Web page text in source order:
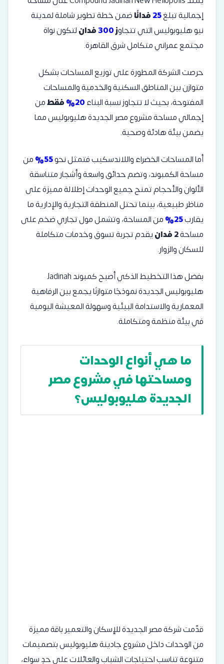
إجمالية تبلغ25فدانًاضمن خطة تطوير شاملة لمدينة
نيو هليوبوليس التي تتجاوز300فدانلتكون نواة
مجتمع عمراني متكامل شرق القاهرة.
حرصت الشركة المطورة على توزيع المساحات بشكل
متوازن بين المناطق السكنية والخدمية والمساحات
المفتوحة، بحيث لا تتجاوز نسبة البناء
فقطمن
إجمالي مساحة مشروع مصر الجديدة هليوبوليس مما
يضمن بيئة هادئة وصحية.
أما المساحات الخضراء واللاندسكيب فتمثل نحو
من
مساحة الكمبوند، وتضم حدائق واسعة وأشجار متناسقة
الألوان والأحجام تمنح جميع الوحدات إطلالة مميزة على
مناظر طبيعية، بينما تحتل المنطقة التجارية والإدارية ما
يقارب
من المساحة، وتشمل مول تجاري ضخم على
مساحة2 فدان
يقدم تجربة تسوق وخدمات متكاملة
للسكان والزوار.
بفضل هذا التخطيط الذكي أصبح كمبوند Jadinah
هليوبوليس الجديدة نموذجًا متوازنًا يجمع بين الرفاهية
المعمارية والاستدامة البيئية وسهولة المعيشة اليومية
في بيئة منظمة ومتكاملة.
ما هي أنواع الوحدات
ومساحتها في مشروع مصر
الجديدة هليوبوليس؟
قدّمت شركة مصر الجديدة للإسكان والتعمير باقة مميزة
من الوحدات داخل مشروع جادينة هليوبوليس بتصميمات
متنوعة تناسب احتياجات الشباب والعائلات على حدٍ سواء،